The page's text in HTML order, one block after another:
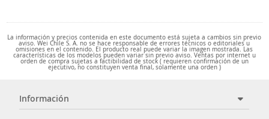
La información y precios contenida en este documento está sujeta a cambios sin previo
aviso. Wei Chile S. A. no se hace responsable de errores técnicos o editoriales u
omisiones en el contenido. El producto real puede variar la imagen mostrada. Las
características de los modelos pueden variar sin previo aviso. Ventas por internet u
orden de compra sujetas a factibilidad de stock ( requieren confirmación de un
ejecutivo, no constituyen venta final, solamente una orden )
Información